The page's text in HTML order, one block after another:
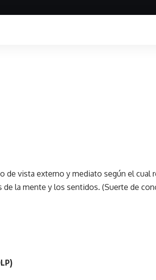
de vista externo y mediato según el cual
de la mente y los sentidos. (Suerte de